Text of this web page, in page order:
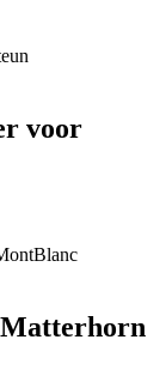
voor
Matterhorn